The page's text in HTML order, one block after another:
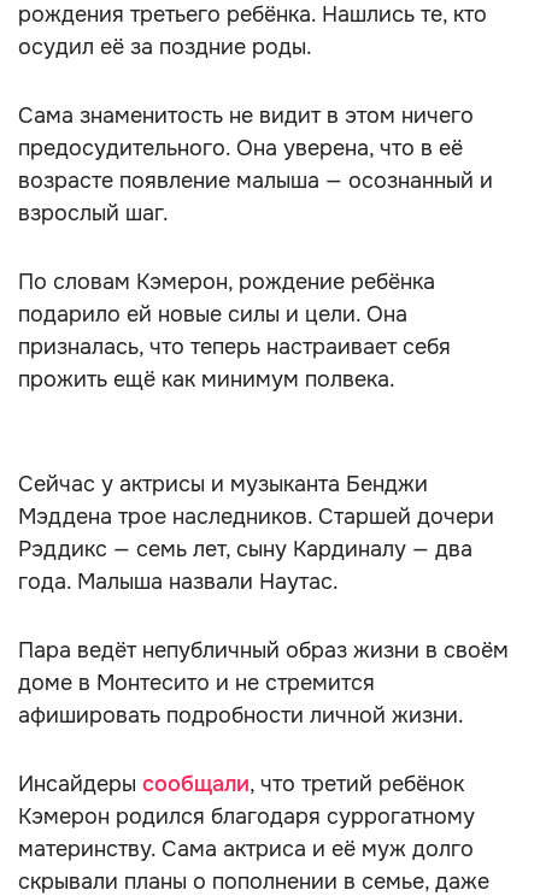
рождения третьего ребёнка. Нашлись те, кто
осудил её за поздние роды.
Сама знаменитость не видит в этом ничего
предосудительного. Она уверена, что в её
возрасте появление малыша — осознанный и
взрослый шаг.
По словам Кэмерон, рождение ребёнка
подарило ей новые силы и цели. Она
призналась, что теперь настраивает себя
прожить ещё как минимум полвека.
Сейчас у актрисы и музыканта Бенджи
Мэддена трое наследников. Старшей дочери
Рэддикс — семь лет, сыну Кардиналу — два
года. Малыша назвали Наутас.
Пара ведёт непубличный образ жизни в своём
доме в Монтесито и не стремится
афишировать подробности личной жизни.
Инсайдеры сообщали, что третий ребёнок
Кэмерон родился благодаря суррогатному
материнству. Сама актриса и её муж долго
скрывали планы о пополнении в семье, даже